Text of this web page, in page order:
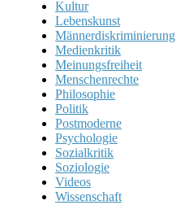
Kultur
Lebenskunst
Männerdiskriminierung
Medienkritik
Meinungsfreiheit
Menschenrechte
Philosophie
Politik
Postmoderne
Psychologie
Sozialkritik
Soziologie
Videos
Wissenschaft